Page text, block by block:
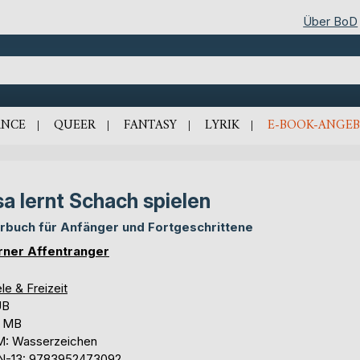
Über BoD
QUEER FANTASY LYRIK E-BOOK-
lernt Schach spielen
für Anfänger und Fortgeschrittene
Affentranger
& Freizeit
MB
Wasserzeichen